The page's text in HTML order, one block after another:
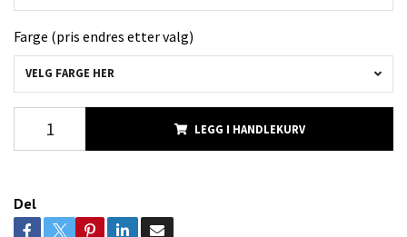
Farge (pris endres etter valg)
VELG FARGE HER
LEGG I HANDLEKURV
Del